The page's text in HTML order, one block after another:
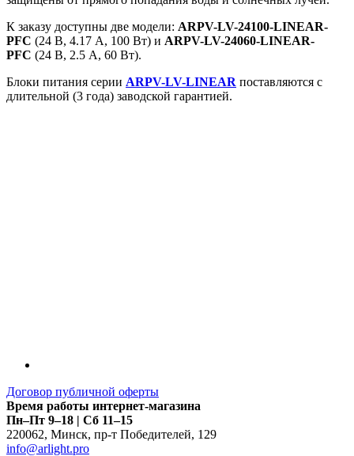
К заказу доступны две модели: ARPV-LV-24100-LINEAR-
PFC (24 В, 4.17 А, 100 Вт) и ARPV-LV-24060-LINEAR-
PFC (24 В, 2.5 А, 60 Вт).
Блоки питания серии ARPV-LV-LINEAR поставляются с
длительной (3 года) заводской гарантией.
Договор публичной оферты
Время работы интернет-магазина
Пн–Пт 9–18 | Сб 11–15
220062, Минск, пр-т Победителей, 129
info@arlight.pro